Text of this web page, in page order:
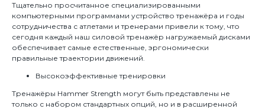
Тщательно просчитанное специализированными
компьютерными программами устройство тренажёра и годы
сотрудничества с атлетами и тренерами привели к тому, что
сегодня каждый наш силовой тренажёр нагружаемый дисками
обеспечивает самые естественные, эргономически
правильные траектории движений.
Высокоэффективные тренировки
Тренажёры Hammer Strength могут быть представлены не
только с набором стандартных опций, но и в расширенной